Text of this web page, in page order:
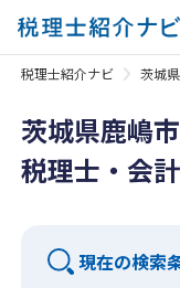
税理士紹介ナビ 茨城県
茨城県鹿嶋
税理士・会
現在の検索